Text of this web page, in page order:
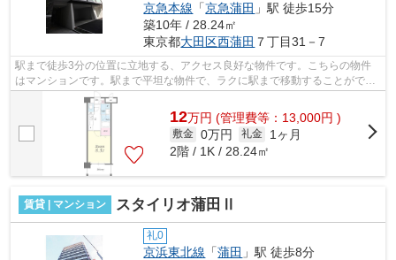
京急本線 「京急蒲田 」駅 徒歩15分
築10年 / 28.24㎡
東京都大田区西蒲田 ７丁目31－7
駅まで徒歩3分の位置に立地する、アクセス良好な物件です。こちらの物件
はマンションです。駅まで平坦な物件で、ラクに駅まで移動することができ
ます。ATMに行かずとも、初期費用や家...
12万円 (管理費等：13,000円 )
敷金 0万円 礼金
1ヶ月
2階 / 1K / 28.24㎡
賃貸 | マンション スタイリオ蒲田Ⅱ
礼0
京浜東北線 「蒲田 」駅 徒歩8分